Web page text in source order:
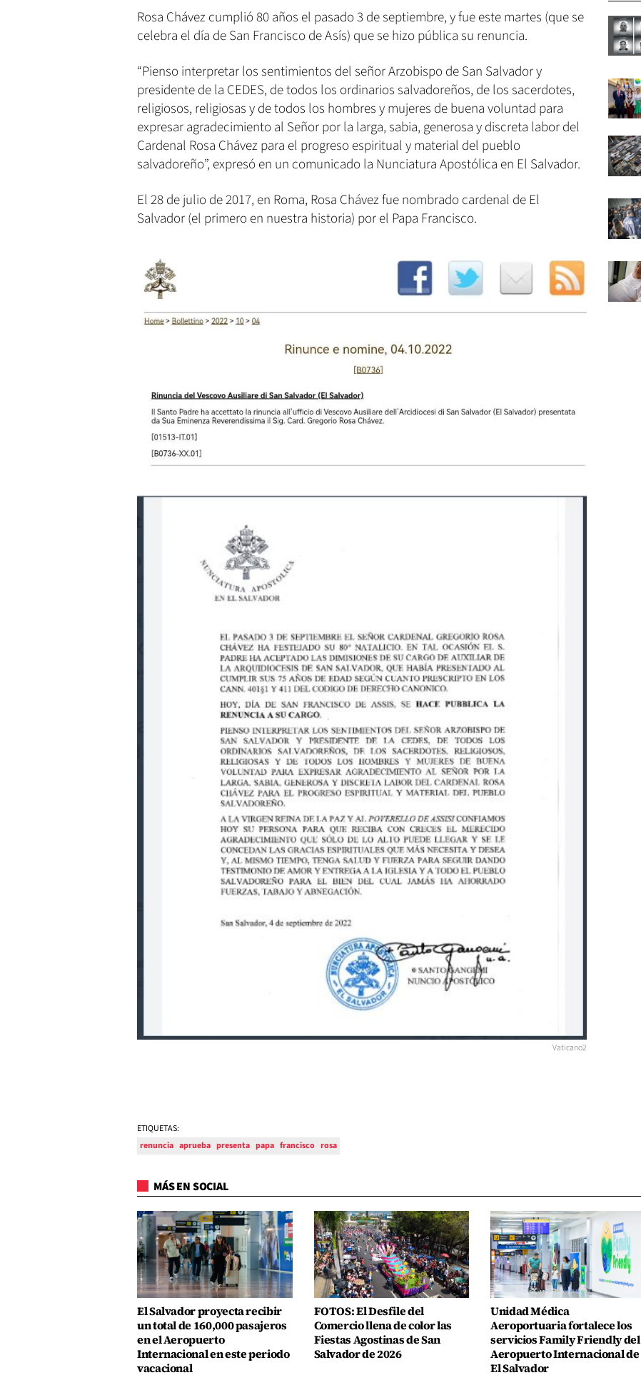
Rosa Chávez cumplió 80 años el pasado 3 de septiembre, y fue este martes (que se
celebra el día de San Francisco de Asís) que se hizo pública su renuncia.
“Pienso interpretar los sentimientos del señor Arzobispo de San Salvador y
presidente de la CEDES, de todos los ordinarios salvadoreños, de los sacerdotes,
religiosos, religiosas y de todos los hombres y mujeres de buena voluntad para
expresar agradecimiento al Señor por la larga, sabia, generosa y discreta labor del
Cardenal Rosa Chávez para el progreso espiritual y material del pueblo
salvadoreño”, expresó en un comunicado la Nunciatura Apostólica en El Salvador.
El 28 de julio de 2017, en Roma, Rosa Chávez fue nombrado cardenal de El
Salvador (el primero en nuestra historia) por el Papa Francisco.
Vaticano2
ETIQUETAS:
renuncia aprueba presenta papa francisco rosa
MÁS EN SOCIAL
El Salvador proyecta recibir
un total de 160,000 pasajeros
en el Aeropuerto
Internacional en este periodo
vacacional
FOTOS: El Desfile del
Comercio llena de color las
Fiestas Agostinas de San
Salvador de 2026
Unidad Médica
Aeroportuaria fortalece los
servicios Family Friendly del
Aeropuerto Internacional de
El Salvador